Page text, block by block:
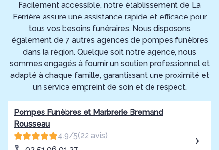
Facilement accessible, notre établissement de La
Ferrière assure une assistance rapide et efficace pour
tous vos besoins funéraires. Nous disposons
également de 7 autres agences de pompes funèbres
dans la région. Quelque soit notre agence, nous
sommes engagés à fournir un soutien professionnel et
adapté à chaque famille, garantissant une proximité et
un service empreint de soin et de respect.
Pompes Funèbres et Marbrerie Bremand
Rousseau
4.9/5(22 avis)